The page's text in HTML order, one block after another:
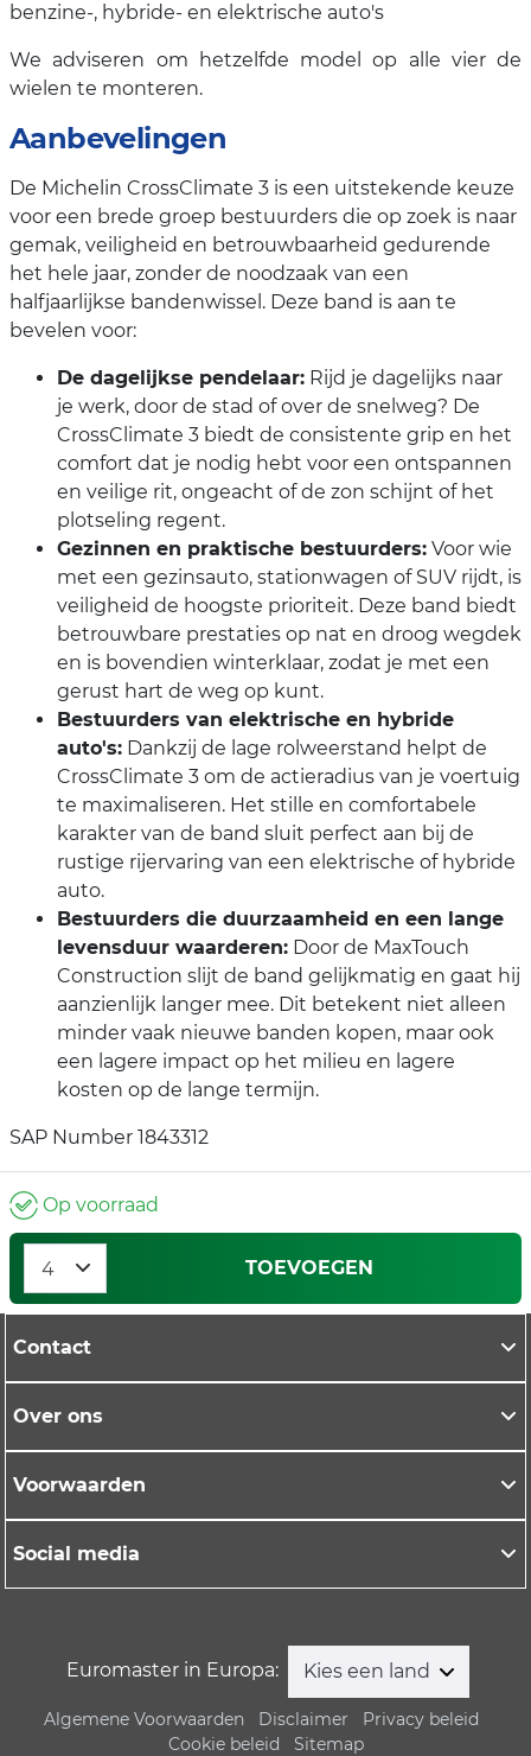
benzine-, hybride- en elektrische auto's
We adviseren om hetzelfde model op alle vier de
wielen te monteren.
Aanbevelingen
De Michelin CrossClimate 3 is een uitstekende keuze
voor een brede groep bestuurders die op zoek is naar
gemak, veiligheid en betrouwbaarheid gedurende
het hele jaar, zonder de noodzaak van een
halfjaarlijkse bandenwissel. Deze band is aan te
bevelen voor:
De dagelijkse pendelaar: Rijd je dagelijks naar
je werk, door de stad of over de snelweg? De
CrossClimate 3 biedt de consistente grip en het
comfort dat je nodig hebt voor een ontspannen
en veilige rit, ongeacht of de zon schijnt of het
plotseling regent.
Gezinnen en praktische bestuurders: Voor wie
met een gezinsauto, stationwagen of SUV rijdt, is
veiligheid de hoogste prioriteit. Deze band biedt
betrouwbare prestaties op nat en droog wegdek
en is bovendien winterklaar, zodat je met een
gerust hart de weg op kunt.
Bestuurders van elektrische en hybride
auto's: Dankzij de lage rolweerstand helpt de
CrossClimate 3 om de actieradius van je voertuig
te maximaliseren. Het stille en comfortabele
karakter van de band sluit perfect aan bij de
rustige rijervaring van een elektrische of hybride
auto.
Bestuurders die duurzaamheid en een lange
levensduur waarderen: Door de MaxTouch
Construction slijt de band gelijkmatig en gaat hij
aanzienlijk langer mee. Dit betekent niet alleen
minder vaak nieuwe banden kopen, maar ook
een lagere impact op het milieu en lagere
kosten op de lange termijn.
SAP Number 1843312
Op voorraad
TOEVOEGEN
Contact
Over ons
Voorwaarden
Social media
Euromaster in Europa: Kies een land
Algemene Voorwaarden Disclaimer
Privacy beleid
Cookie beleid
Sitemap